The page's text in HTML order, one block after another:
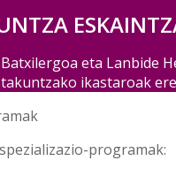
eta Lanbide
ikastaroak
programak: